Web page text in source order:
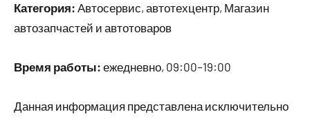
Категория: Автосервис, автотехцентр, Магазин
автозапчастей и автотоваров
Время работы: ежедневно, 09:00–19:00
Данная информация представлена исключительно